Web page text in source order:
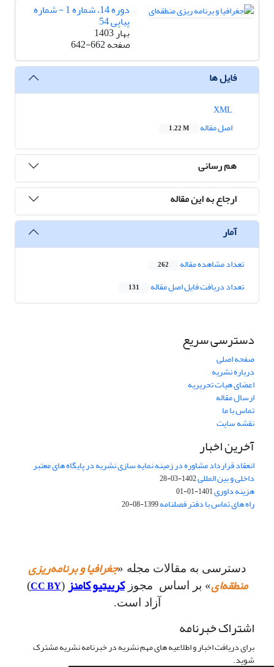
دوره 14، شماره 1 - شماره
پیاپی 54
بهار 1403
صفحه642-662
فایل ها
اصل مقاله
1.22 M
هم رسانی
ارجاع به این مقاله
آمار
تعداد مشاهده مقاله 262
تعداد دریافت فایل اصل مقاله 131
دسترسی سریع
صفحه اصلی
درباره نشریه
اعضای هیات تحریریه
ارسال مقاله
تماس با ما
نقشه سایت
آخرین اخبار
انعقاد قرارداد مشاوره در زمینه نمایه سازی نشریه در پایگاه های معتبر
داخلی و بین المللی1402-03-28
هزینه داوری1401-01-01
راه های تماس با دفتر فصلنامه1399-08-20
دسترسی به مقالات مجله «جغرافیا و برنامه‌ریزی
منطقه‌ای» بر اساس مجوزکرییتیو کامنز (
CC BY
)
آزاد است.
اشتراک خبرنامه
برای دریافت اخبار و اطلاعیه های مهم نشریه در خبرنامه نشریه مشترک
شوید.